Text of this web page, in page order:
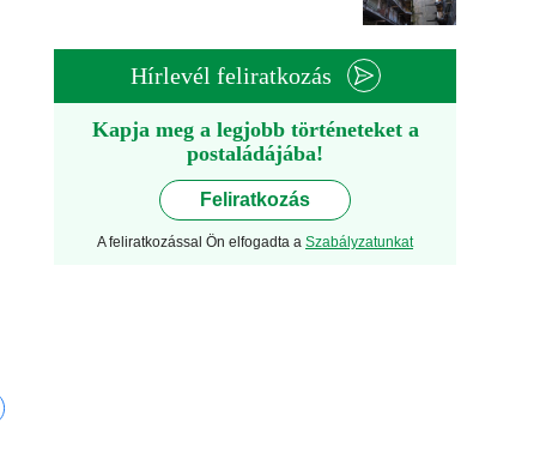
Hírlevél feliratkozás
Kapja meg a legjobb történeteket a
postaládájába!
Feliratkozás
A feliratkozással Ön elfogadta a Szabályzatunkat